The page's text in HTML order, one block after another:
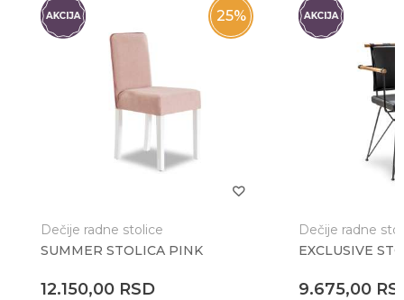
25%
Dečije radne stolice
SUMMER STOLICA PINK
12.150,00 RSD
Dečije radne
EXCLUSIVE
9.675,00